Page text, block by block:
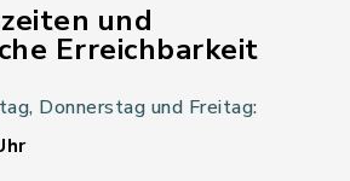
und
Erreichbarkeit
Donnerstag und Freitag: